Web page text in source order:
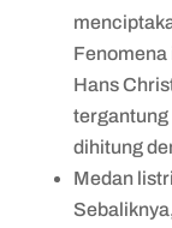
Fenomena
Hans
tergantung
dihitung
Medan